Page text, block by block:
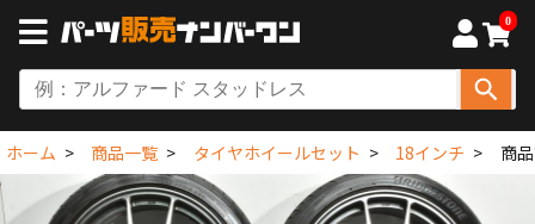
0
ホーム 商品一覧 タイヤホイールセット 18インチ 商